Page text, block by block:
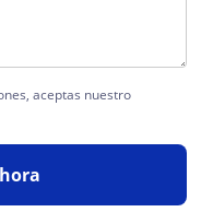
aceptas nuestro